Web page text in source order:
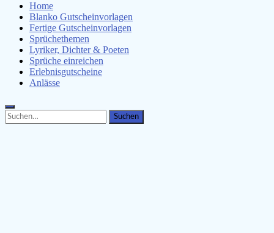
Home
Blanko Gutscheinvorlagen
Fertige Gutscheinvorlagen
Sprüchethemen
Lyriker, Dichter & Poeten
Sprüche einreichen
Erlebnisgutscheine
Anlässe
Search
for:
Search